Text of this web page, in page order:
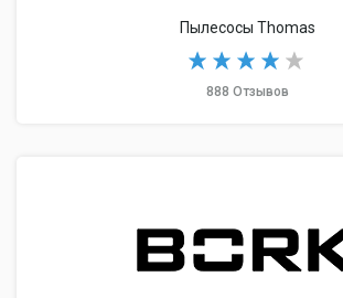
Пылесосы Thomas
888 Отзывов